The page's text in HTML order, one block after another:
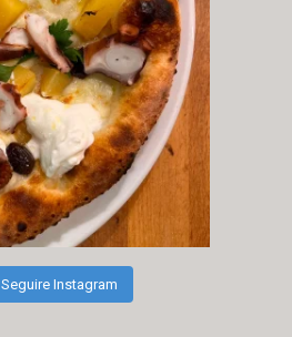
Seguire Instagram